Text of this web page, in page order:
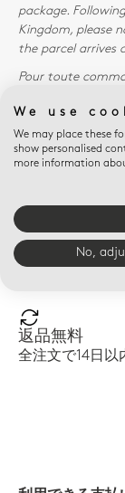
package.
Kingdom, please
the parcel arrives
Pour toute
destination. Ces
à l'arrivée du
envoyée au
collectée par le
返品無料
全注文で14日以
We use
We may place these
show personalised
more information
No,